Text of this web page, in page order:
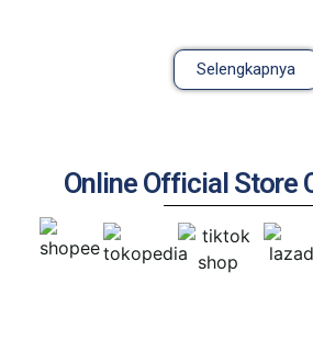
Selengkapnya
Online Official Store